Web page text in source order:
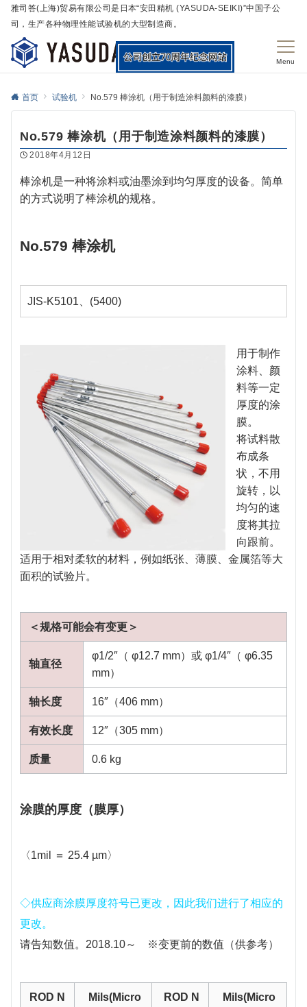
雅司答(上海)贸易有限公司是日本“安田精机 (YASUDA-SEIKI)”中国子公
司，生产各种物理性能试验机的大型制造商。
Menu
首页 试验机 No.579 棒涂机（用于制造涂料颜料的漆膜）
No.579 棒涂机（用于制造涂料颜料的漆膜）
2018年4月12日
棒涂机是一种将涂料或油墨涂到均匀厚度的设备。简单
的方式说明了棒涂机的规格。
No.579 棒涂机
JIS-K5101、(5400)
用于制作
涂料、颜
料等一定
厚度的涂
膜。
将试料散
布成条
状，不用
旋转，以
均匀的速
度将其拉
向跟前。
适用于相对柔软的材料，例如纸张、薄膜、金属箔等大
面积的试验片。
＜规格可能会有变更＞
轴直径
φ1/2″（ φ12.7 mm）或 φ1/4″（ φ6.35
mm）
轴长度 16″（406 mm）
有效长度 12″（305 mm）
质量 0.6 kg
涂膜的厚度（膜厚）
〈1mil ＝ 25.4 µm〉
◇供应商涂膜厚度符号已更改，因此我们进行了相应的
更改。
请告知数值。2018.10～ ※变更前的数值（供参考）
ROD N
Mils(Micro
ROD N
Mils(Micro